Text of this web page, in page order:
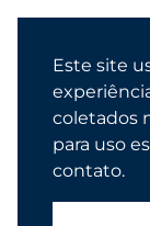
Este site
coletados
para uso
contato.